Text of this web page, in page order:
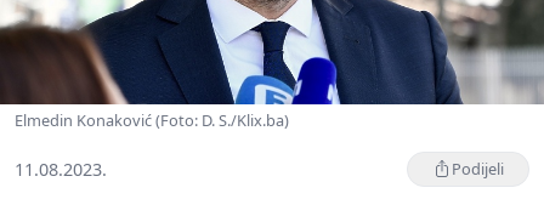
Elmedin Konaković (Foto: D. S./Klix.ba)
11.08.2023. Podijeli